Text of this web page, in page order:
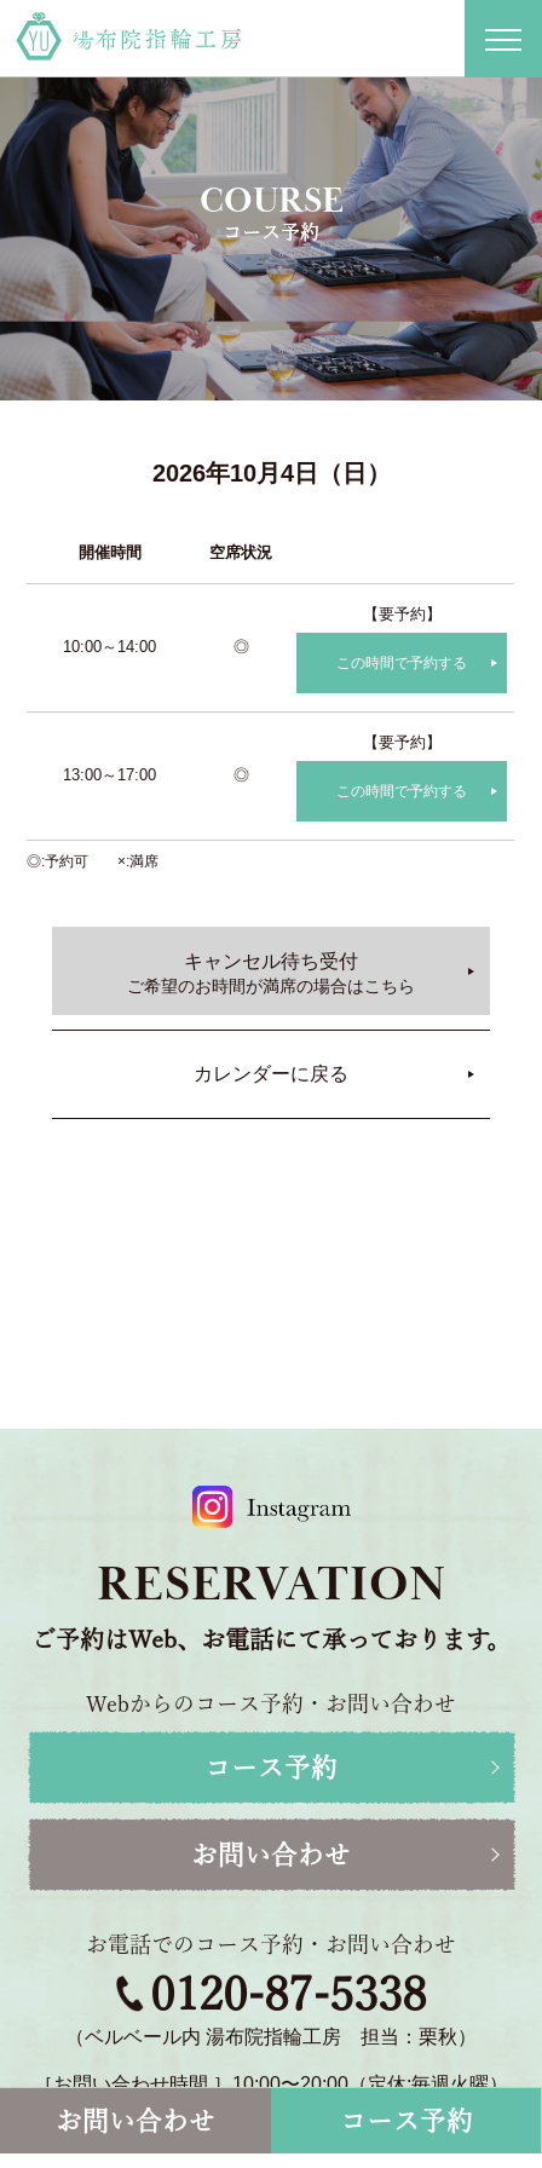
COURSE
コース予約
2026年10月4日（日）
開催時間 空席状況
10:00～14:00 ◎
【要予約】
この時間で予約する
13:00～17:00 ◎
【要予約】
この時間で予約する
◎ 予約可 × 満席
キャンセル待ち受付
ご希望のお時間が満席の場合はこちら
カレンダーに戻る
RESERVATION
ご予約はWeb、お電話にて承っております。
Webからのコース予約・お問い合わせ
コース予約
お問い合わせ
お電話でのコース予約・お問い合わせ
0120-87-5338
（ベルベール内 湯布院指輪工房 担当：栗秋）
［お問い合わせ時間 ］10:00〜20:00（定休:毎週火曜）
〒879-5114 大分県由布市湯布院町川北1770-2
お問い合わせ コース予約